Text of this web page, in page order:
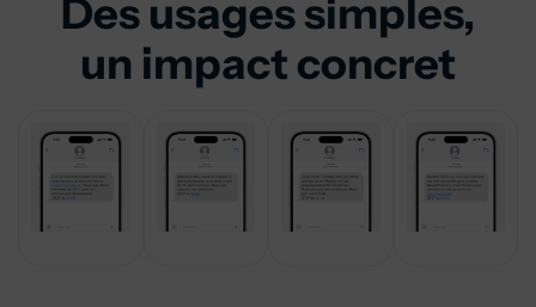
Des usages simples,
un impact concret